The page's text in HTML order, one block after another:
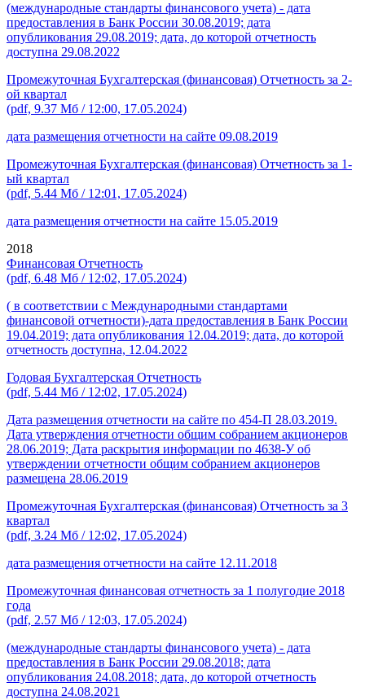
(международные стандарты финансового учета) - дата
предоставления в Банк России 30.08.2019; дата
опубликования 29.08.2019; дата, до которой отчетность
доступна 29.08.2022
Промежуточная Бухгалтерская (финансовая) Отчетность за 2-
ой квартал
(pdf, 9.37 Мб / 12:00, 17.05.2024)
дата размещения отчетности на сайте 09.08.2019
Промежуточная Бухгалтерская (финансовая) Отчетность за 1-
ый квартал
(pdf, 5.44 Мб / 12:01, 17.05.2024)
дата размещения отчетности на сайте 15.05.2019
2018
Финансовая Отчетность
(pdf, 6.48 Мб / 12:02, 17.05.2024)
( в соответствии с Международными стандартами
финансовой отчетности)-дата предоставления в Банк России
19.04.2019; дата опубликования 12.04.2019; дата, до которой
отчетность доступна, 12.04.2022
Годовая Бухгалтерская Отчетность
(pdf, 5.44 Мб / 12:02, 17.05.2024)
Дата размещения отчетности на сайте по 454-П 28.03.2019.
Дата утверждения отчетности общим собранием акционеров
28.06.2019; Дата раскрытия информации по 4638-У об
утверждении отчетности общим собранием акционеров
размещена 28.06.2019
Промежуточная Бухгалтерская (финансовая) Отчетность за 3
квартал
(pdf, 3.24 Мб / 12:02, 17.05.2024)
дата размещения отчетности на сайте 12.11.2018
Промежуточная финансовая отчетность за 1 полугодие 2018
года
(pdf, 2.57 Мб / 12:03, 17.05.2024)
(международные стандарты финансового учета) - дата
предоставления в Банк России 29.08.2018; дата
опубликования 24.08.2018; дата, до которой отчетность
доступна 24.08.2021